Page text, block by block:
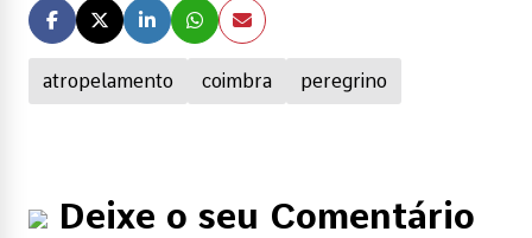
atropelamento coimbra peregrino
Deixe o seu Comentário